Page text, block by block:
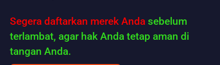
Segera daftarkan merek Anda sebelum
terlambat, agar hak Anda tetap aman di
tangan Anda.